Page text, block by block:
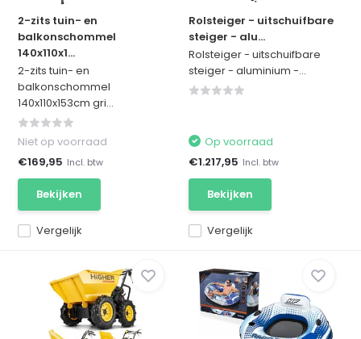
2-zits tuin- en
balkonschommel
140x110x1...
2-zits tuin- en
balkonschommel
140x110x153cm gri...
Vergelijk
Niet op voorraad
€169,95 Incl. btw
Bekijken
Rolsteiger - uitschuifbare
steiger - alu...
Rolsteiger - uitschuifbare
steiger - aluminium -...
Vergelijk
Op voorraad
€1.217,95 Incl. btw
Bekijken